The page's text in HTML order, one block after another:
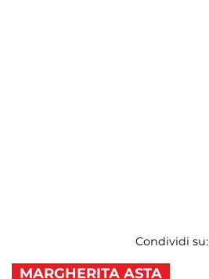
Condividi su:
MARGHERITA ASTA